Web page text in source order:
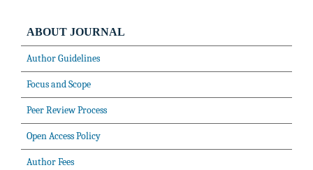
ABOUT JOURNAL
Author Guidelines
Focus and Scope
Peer Review Process
Open Access Policy
Author Fees